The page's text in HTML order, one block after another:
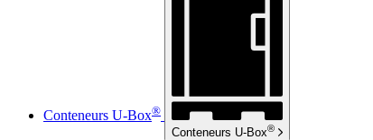
Conteneurs U-Box®
Conteneurs U-Box®